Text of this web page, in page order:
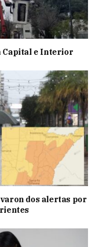
Capital e Interior
dos alertas por